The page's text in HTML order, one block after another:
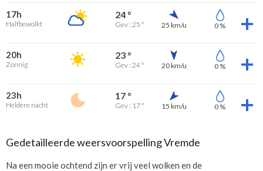
17h
Halfbewolkt
24 °
Gev : 25 ° 25 km/u 0 %
20h
Zonnig
23 °
Gev : 24 ° 20 km/u 0 %
23h
Heldere nacht
17 °
Gev : 17 ° 15 km/u 0 %
Gedetailleerde weersvoorspelling Vremde
Na een mooie ochtend zijn er vrij veel wolken en de